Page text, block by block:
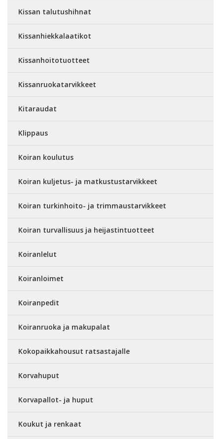
Kissan talutushihnat
Kissanhiekkalaatikot
Kissanhoitotuotteet
Kissanruokatarvikkeet
Kitaraudat
Klippaus
Koiran koulutus
Koiran kuljetus- ja matkustustarvikkeet
Koiran turkinhoito- ja trimmaustarvikkeet
Koiran turvallisuus ja heijastintuotteet
Koiranlelut
Koiranloimet
Koiranpedit
Koiranruoka ja makupalat
Kokopaikkahousut ratsastajalle
Korvahuput
Korvapallot- ja huput
Koukut ja renkaat